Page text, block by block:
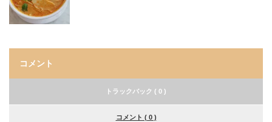
コメント
トラックバック ( 0 )
コメント ( 0 )